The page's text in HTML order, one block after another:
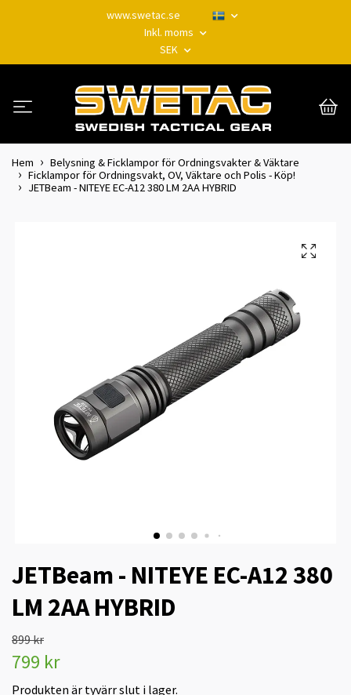
www.swetac.se
Inkl. moms
SEK
Hem
Belysning & Ficklampor för Ordningsvakter & Väktare
Ficklampor för Ordningsvakt, OV, Väktare och Polis - Köp!
JETBeam - NITEYE EC-A12 380 LM 2AA HYBRID
JETBeam - NITEYE EC-A12 380
LM 2AA HYBRID
899 kr
799 kr
Produkten är tyvärr slut i lager.